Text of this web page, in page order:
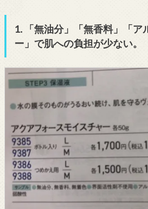
1. 「無油分」「無香料」「ア
ー」で肌への負担が少ない。